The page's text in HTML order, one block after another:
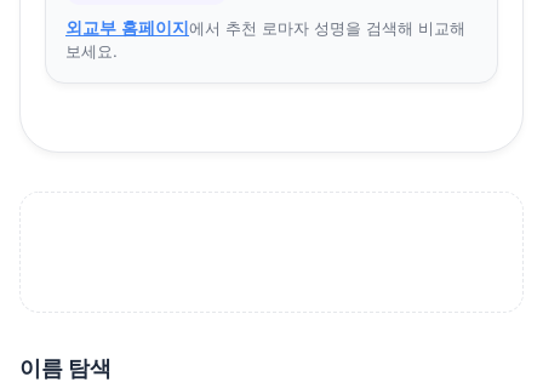
외교부 홈페이지에서 추천 로마자 성명을 검색해 비교해
보세요.
이름 탐색